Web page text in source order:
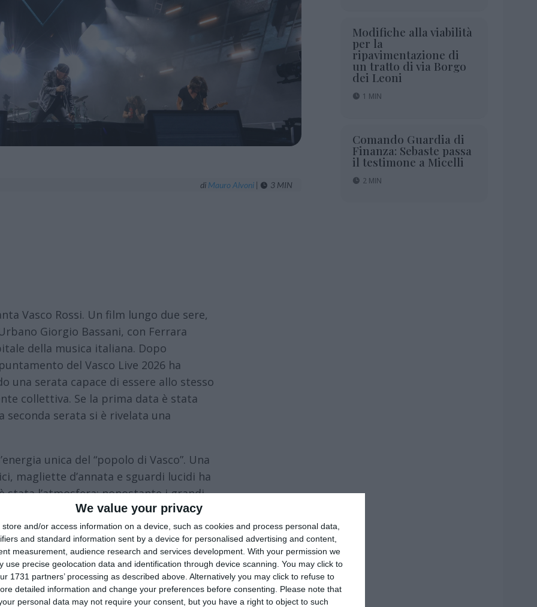
We value your privacy
store and/or access information on a device, such as cookies and process personal data,
and standard information sent by a device for personalised advertising and content,
measurement, audience research and services development. With your permission we
use precise geolocation data and identification through device scanning. You may click to
1731 partners’ processing as described above. Alternatively you may click to refuse to
detailed information and change your preferences before consenting.
Please note that
personal data may not require your consent, but you have a right to object to such
di Mauro Alvoni|  3 MIN
Modifiche alla viabilità
per la
ripavimentazione di
un tratto di via Borgo
dei Leoni
1 MIN
Comando Guardia di
Finanza: Sebaste passa
il testimone a Micelli
2 MIN
Vasco Rossi. Un film lungo due sere,
Giorgio Bassani, con Ferrara
della musica italiana. Dopo
del Vasco Live 2026 ha
serata capace di essere allo stesso
collettiva. Se la prima data è stata
seconda serata si è rivelata una
unica del “popolo di Vasco”. Una
magliette d’annata e sguardi lucidi ha
stata l’atmosfera: nonostante i grandi
in un clima di straordinaria
del Blasco, capace di unire sotto la
sono i fan della prima ora, oggi
con i figli cresciuti a pane e Sally, e ci
parola a memoria. Una tribù pacifica
alcuna tensione, unita da un profondo